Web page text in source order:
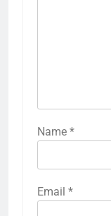
Name *
Email *